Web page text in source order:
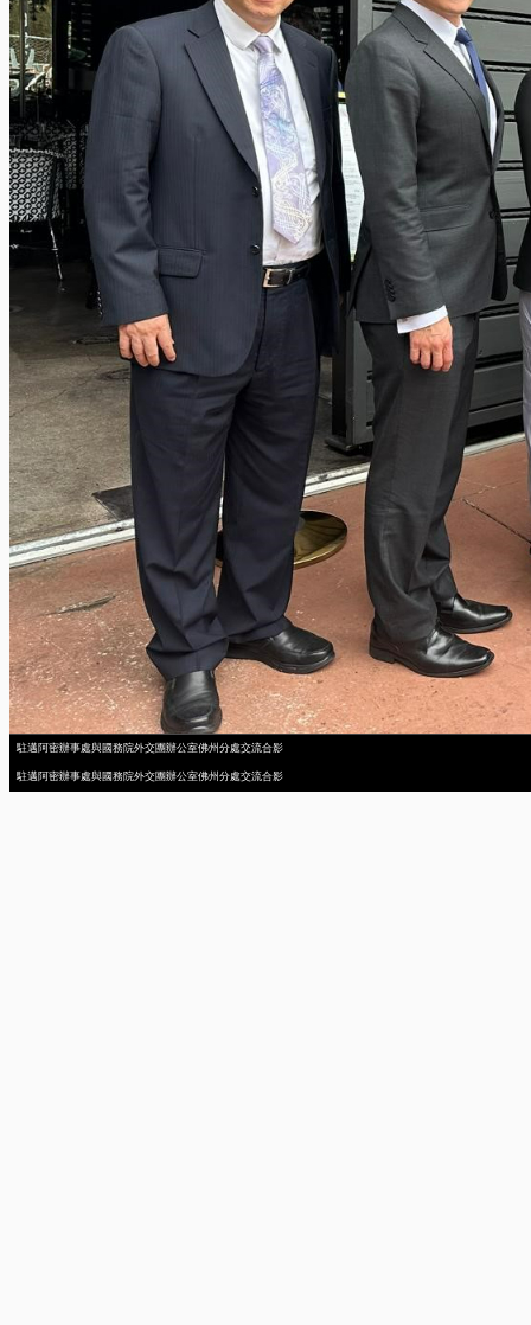
駐邁阿密辦事處與國務院外交團辦公室佛州分處交流合影
駐邁阿密辦事處與國務院外交團辦公室佛州分處交流合影